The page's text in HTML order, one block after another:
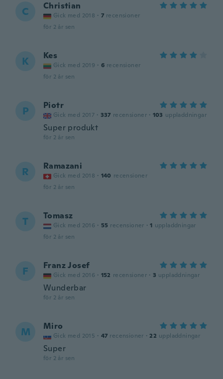
C Christian
Gick med 2018 · 7 recensioner
för 2 år sen
K Kes
Gick med 2019 · 6 recensioner
för 2 år sen
P Piotr
Gick med 2017 · 337 recensioner · 103 uppladdningar
Super produkt
för 2 år sen
R Ramazani
Gick med 2018 · 140 recensioner
för 2 år sen
T Tomasz
Gick med 2016 · 55 recensioner · 1 uppladdningar
för 2 år sen
F Franz Josef
Gick med 2016 · 152 recensioner · 3 uppladdningar
Wunderbar
för 2 år sen
M Miro
Gick med 2015 · 47 recensioner · 22 uppladdningar
Super
för 2 år sen